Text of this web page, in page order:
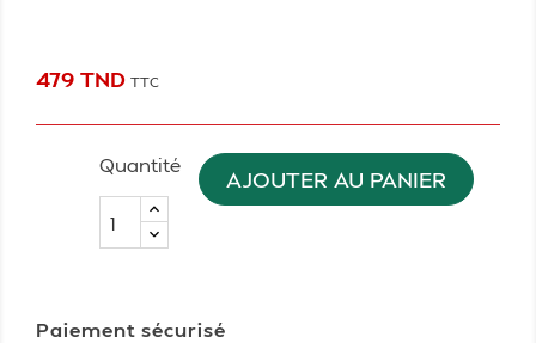
479 TND TTC
Quantité
AJOUTER AU PANIER
Paiement sécurisé